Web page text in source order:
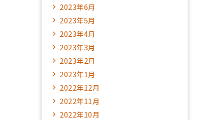
2023年6月
2023年5月
2023年4月
2023年3月
2023年2月
2023年1月
2022年12月
2022年11月
2022年10月